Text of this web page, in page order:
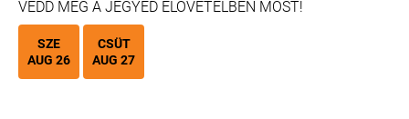
VEDD MEG A JEGYED ELŐVÉTELBEN MOST!
SZE
AUG 26
CSÜT
AUG 27